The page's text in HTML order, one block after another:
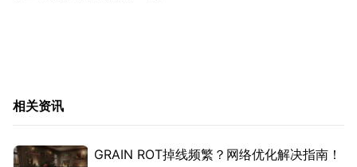
相关资讯
GRAIN ROT掉线频繁？网络优化解决指南！